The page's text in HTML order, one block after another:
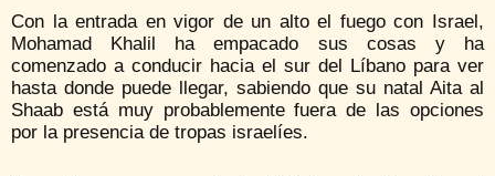
Con la entrada en vigor de un alto el fuego con Israel,
Mohamad Khalil ha empacado sus cosas y ha
comenzado a conducir hacia el sur del Líbano para ver
hasta donde puede llegar, sabiendo que su natal Aita al
Shaab está muy probablemente fuera de las opciones
por la presencia de tropas israelíes.